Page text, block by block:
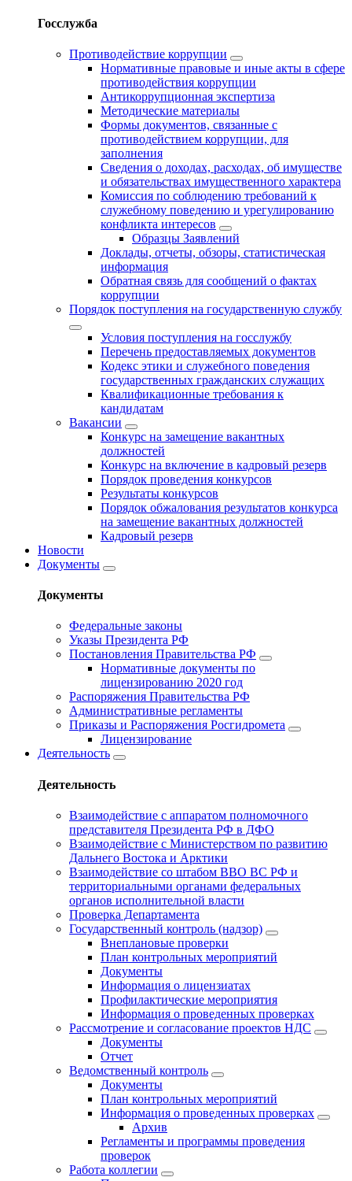
Госслужба
Противодействие коррупции
Нормативные правовые и иные акты в сфере
противодействия коррупции
Антикоррупционная экспертиза
Методические материалы
Формы документов, связанные с
противодействием коррупции, для
заполнения
Сведения о доходах, расходах, об имуществе
и обязательствах имущественного характера
Комиссия по соблюдению требований к
служебному поведению и урегулированию
конфликта интересов
Образцы Заявлений
Доклады, отчеты, обзоры, статистическая
информация
Обратная связь для сообщений о фактах
коррупции
Порядок поступления на государственную службу
Условия поступления на госслужбу
Перечень предоставляемых документов
Кодекс этики и служебного поведения
государственных гражданских служащих
Квалификационные требования к
кандидатам
Вакансии
Конкурс на замещение вакантных
должностей
Конкурс на включение в кадровый резерв
Порядок проведения конкурсов
Результаты конкурсов
Порядок обжалования результатов конкурса
на замещение вакантных должностей
Кадровый резерв
Новости
Документы
Документы
Федеральные законы
Указы Президента РФ
Постановления Правительства РФ
Нормативные документы по
лицензированию 2020 год
Распоряжения Правительства РФ
Административные регламенты
Приказы и Распоряжения Росгидромета
Лицензирование
Деятельность
Деятельность
Взаимодействие с аппаратом полномочного
представителя Президента РФ в ДФО
Взаимодействие с Министерством по развитию
Дальнего Востока и Арктики
Взаимодействие со штабом ВВО ВС РФ и
территориальными органами федеральных
органов исполнительной власти
Проверка Департамента
Государственный контроль (надзор)
Внеплановые проверки
План контрольных мероприятий
Документы
Информация о лицензиатах
Профилактические мероприятия
Информация о проведенных проверках
Рассмотрение и согласование проектов НДС
Документы
Отчет
Ведомственный контроль
Документы
План контрольных мероприятий
Информация о проведенных проверках
Архив
Регламенты и программы проведения
проверок
Работа коллегии